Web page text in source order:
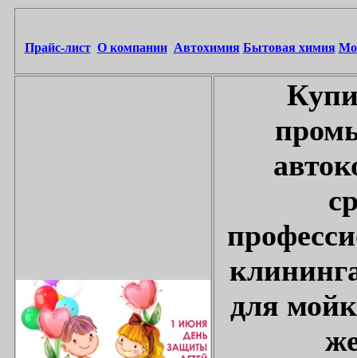
Прайс-лист О компании Автохимия Бытовая химия
для